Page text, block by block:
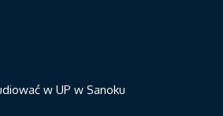
w UP w Sanoku